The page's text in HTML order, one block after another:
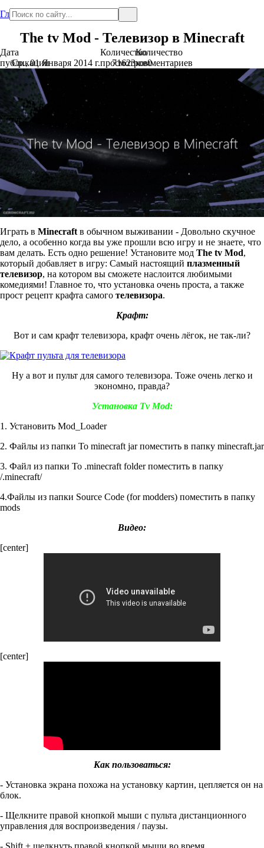
Главная
The tv Mod - Телевизор в Minecraft
Дата
публикации
Ср., 01 Января 2014 г.
Количество
просмотров
71623
Количество
комментариев
0
Играть в Minecraft в обычном выживании - Довольно скучное
дело, а особенно когда вы уже прошли всю игру и не знаете, что
вам делать. Есть одно решение! Установите мод The tv Mod,
который добавляет в игру: Самый настоящий плазменный
телевизор, на котором вы сможете наслоится любимыми
комедиями! Главное то, что установка очень проста, а также
прост рецепт крафта самого телевизора.
Крафт:
Вот и сам крафт телевизора, крафт очень лёгок, не так-ли?
Ну а вот и пульт для самого телевизора. Тоже очень легко и
экономно, правда?
Установка Tv Mod:
1. Установить Mod_Loader
2. Файлы из папки To minecraft jar поместить в папку minecraft.jar
3. Файл из папки To .minecraft folder поместить в папку
/.minecraft/
4.Файлы из папки Source Code (for modders) поместить в папку
mods
Видео:
[center]
[center]
Как пользоваться:
- Установка экрана похожа на установку картин, цепляется он на
блок.
- Щелкните правой кнопкой мыши с пульта дистанционного
управления для воспроизведения / паузы.
- Shift + щелкнуть правой кнопкой мыши во время